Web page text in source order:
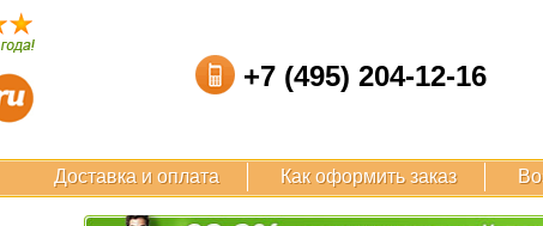
+7 (495) 204-12-16
Доставка и оплата Как оформить заказ